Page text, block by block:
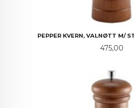
PEPPER KVERN, VALNØTT M/
Pris
475,00